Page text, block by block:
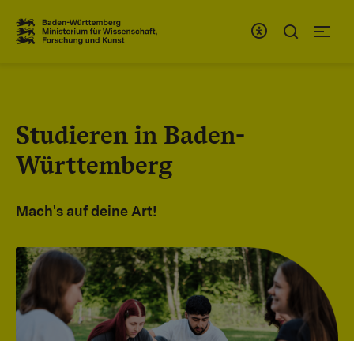
Studieren in Baden-
Württemberg
Mach's auf deine Art!